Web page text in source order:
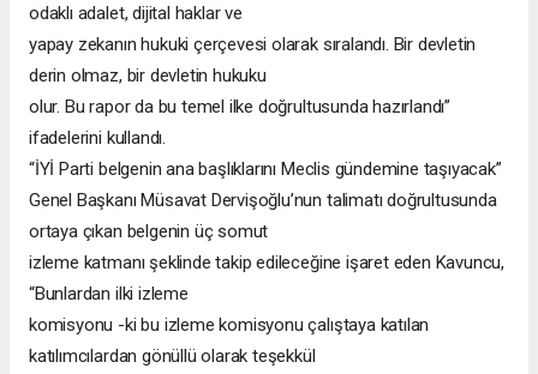
odaklı adalet, dijital haklar ve
yapay zekanın hukuki çerçevesi olarak sıralandı. Bir devletin
derin olmaz, bir devletin hukuku
olur. Bu rapor da bu temel ilke doğrultusunda hazırlandı”
ifadelerini kullandı.
“İYİ Parti belgenin ana başlıklarını Meclis gündemine taşıyacak”
Genel Başkanı Müsavat Dervişoğlu’nun talimatı doğrultusunda
ortaya çıkan belgenin üç somut
izleme katmanı şeklinde takip edileceğine işaret eden Kavuncu,
“Bunlardan ilki izleme
komisyonu -ki bu izleme komisyonu çalıştaya katılan
katılımcılardan gönüllü olarak teşekkül